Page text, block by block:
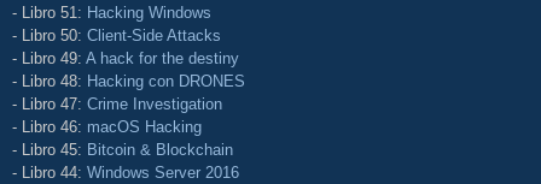
- Libro 51: Hacking Windows
- Libro 50: Client-Side Attacks
- Libro 49: A hack for the destiny
- Libro 48: Hacking con DRONES
- Libro 47: Crime Investigation
- Libro 46: macOS Hacking
- Libro 45: Bitcoin & Blockchain
- Libro 44: Windows Server 2016